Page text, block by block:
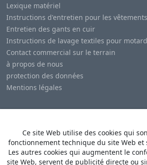
Lexique matériel
Instructions d'entretien pour les
Entretien des gants en cuir
Instructions de lavage textiles pour
Contact commercial sur le terrain
à propos de nous
protection des données
Mentions légales
© CopyrightHeino Büse MX Import
Reserved
Ce site Web utilise des cookies qui
fonctionnement technique du site Web et
Les autres cookies qui augmentent le
site Web, servent de publicité directe ou